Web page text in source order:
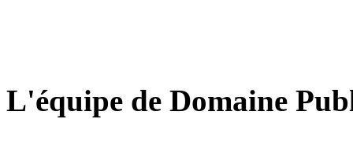
L'équipe de Domaine